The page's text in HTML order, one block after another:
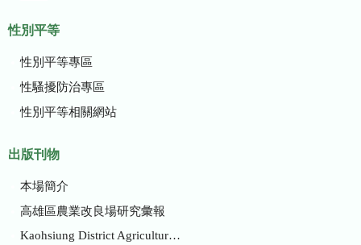
性別平等
性別平等專區
性騷擾防治專區
性別平等相關網站
出版刊物
本場簡介
高雄區農業改良場研究彙報
Kaohsiung District Agricultural Research and Extension Station